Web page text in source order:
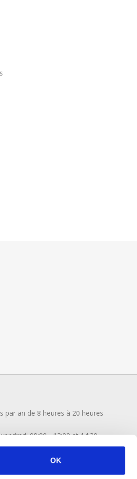
OK
par an de 8 heures à 20 heures
09:00 - 13:00 et 14:30 -
62, Misano Adriatico (RN)